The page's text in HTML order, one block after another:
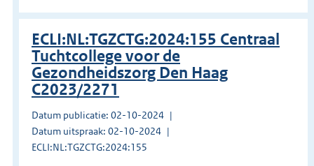
ECLI:NL:TGZCTG:2024:155 Centraal
Tuchtcollege voor de
Gezondheidszorg Den Haag
C2023/2271
Datum publicatie: 02-10-2024
Datum uitspraak: 02-10-2024
ECLI:NL:TGZCTG:2024:155